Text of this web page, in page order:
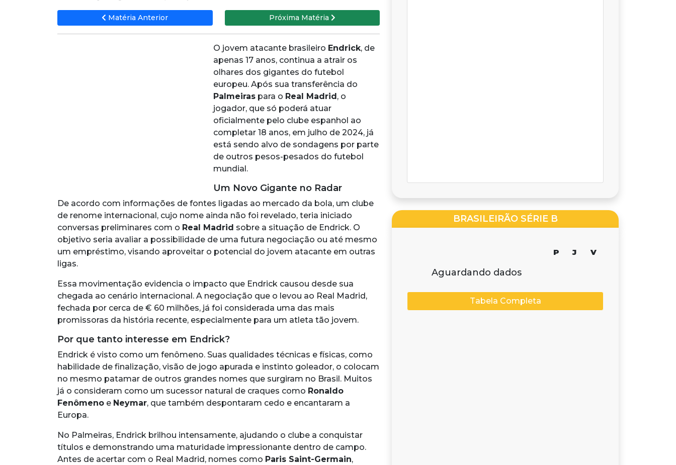
Matéria Anterior Próxima Matéria
O jovem atacante brasileiro Endrick, de
apenas 17 anos, continua a atrair os
olhares dos gigantes do futebol
europeu. Após sua transferência do
Palmeiras para o Real Madrid , o
jogador, que só poderá atuar
oficialmente pelo clube espanhol ao
completar 18 anos, em julho de 2024, já
está sendo alvo de sondagens por parte
de outros pesos-pesados do futebol
mundial.
Um Novo Gigante no Radar
De acordo com informações de fontes ligadas ao mercado da bola, um clube
de renome internacional, cujo nome ainda não foi revelado, teria iniciado
conversas preliminares com o Real Madrid sobre a situação de Endrick. O
objetivo seria avaliar a possibilidade de uma futura negociação ou até mesmo
um empréstimo, visando aproveitar o potencial do jovem atacante em outras
ligas.
Essa movimentação evidencia o impacto que Endrick causou desde sua
chegada ao cenário internacional. A negociação que o levou ao Real Madrid,
fechada por cerca de € 60 milhões, já foi considerada uma das mais
promissoras da história recente, especialmente para um atleta tão jovem.
Por que tanto interesse em Endrick?
Endrick é visto como um fenômeno. Suas qualidades técnicas e físicas, como
habilidade de finalização, visão de jogo apurada e instinto goleador, o colocam
no mesmo patamar de outros grandes nomes que surgiram no Brasil. Muitos
já o consideram como um sucessor natural de craques como Ronaldo
Fenômeno e Neymar, que também despontaram cedo e encantaram a
Europa.
No Palmeiras, Endrick brilhou intensamente, ajudando o clube a conquistar
títulos e demonstrando uma maturidade impressionante dentro de campo.
Antes de acertar com o Real Madrid, nomes como Paris Saint-Germain,
BRASILEIRÃO SÉRIE B
P J V
Aguardando dados
Tabela Completa